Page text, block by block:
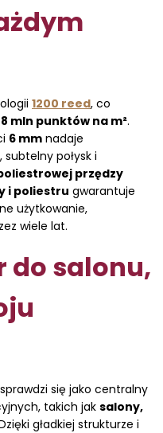
1200 reed, co
mln punktów na m².
6 mm nadaje
połysk i
przędzy
i poliestru gwarantuje
użytkowanie,
wiele lat.
do salonu,
się jako centralny
takich jak salony,
gładkiej strukturze i